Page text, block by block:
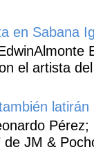
en Sabana
el artista
JM &